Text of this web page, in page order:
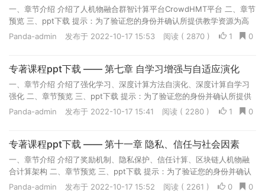
一、章节介绍 介绍了人机物融合群智计算平台CrowdHMT平台 二、章节
预览 三、ppt下载 提示：为了验证您的身份并确认所提供教学资源为高
校教学用途，请您先用学校邮箱进行注册，待信息确认...
0
1
Panda-admin 发布于 2022-10-17 15:53 阅读 ( 2870 )
专著课程ppt下载 —— 第七章 自学习增强与自适应演化
一、章节介绍 介绍了强化学习、深度计算方法自演化、深度计算自学习
强化 二、章节预览 三、ppt下载 提示：为了验证您的身份并确认所提供
教学资源为高校教学用途，请您先用学校邮箱进行注...
0
1
Panda-admin 发布于 2022-10-17 15:41 阅读 ( 2280 )
专著课程ppt下载 —— 第十一章 隐私、信任与社会因素
一、章节介绍 介绍了奖励机制、隐私保护、信任计算、区块链人机物融
合计算架构 二、章节预览 三、ppt下载 提示：为了验证您的身份并确认
所提供教学资源为高校教学用途，请您先用学校邮箱...
0
0
Panda-admin 发布于 2022-10-17 15:52 阅读 ( 2261 )